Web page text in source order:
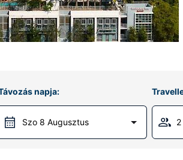
napja:
Szo 8 Augusztus